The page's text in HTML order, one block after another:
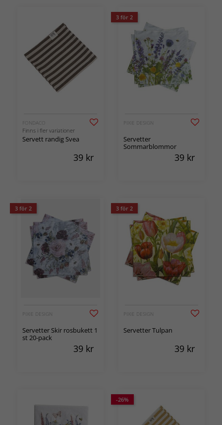
FONDACO
Finns i fler variationer
Servett randig Svea
39 kr
3 för 2
PIXIE DESIGN
Servetter
Sommarblommor
39 kr
3 för 2
PIXIE DESIGN
Servetter Skir rosbukett 1
st 20-pack
39 kr
3 för 2
PIXIE DESIGN
Servetter Tulpan
39 kr
-26%